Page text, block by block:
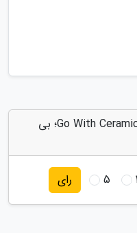
به "آنالیز ماگ سفری استنلی مدل Go With Ceramic؛ بی
5 رای